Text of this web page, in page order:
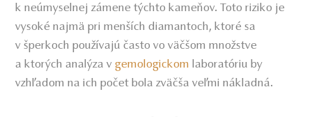
k neúmyselnej zámene týchto kameňov. Toto riziko je
vysoké najmä pri menších diamantoch, ktoré sa
v šperkoch používajú často vo väčšom množstve
a ktorých analýza v gemologickom laboratóriu by
vzhľadom na ich počet bola zväčša veľmi nákladná.